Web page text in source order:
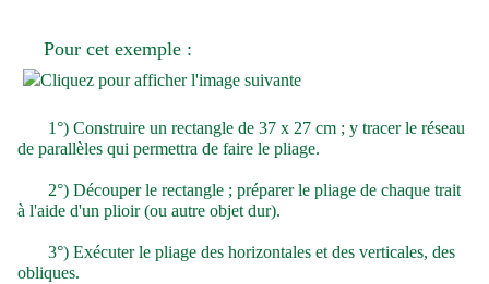
Pour cet exemple :
1°) Construire un rectangle de 37 x 27 cm ; y tracer le réseau
de parallèles qui permettra de faire le pliage.
2°) Découper le rectangle ; préparer le pliage de chaque trait
à l'aide d'un plioir(ou autre objet dur).
3°) Exécuter le pliage des horizontales et des verticales, des
obliques.